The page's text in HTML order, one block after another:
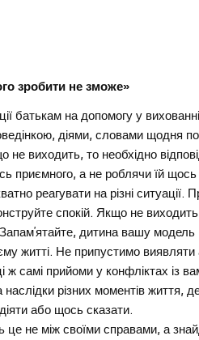
зробити не зможе»
батькам на допомогу у
діями, словами щодня
виходить, то необхідно
приємного, а не роблячи їй щось
реагувати на різні ситуації.
спокій. Якщо не
дитина вашу модель
житті. Не припустимо виявляти
самі прийоми у конфліктах із
різних моментів життя,
або щось сказати.
це не між своїми справами, а